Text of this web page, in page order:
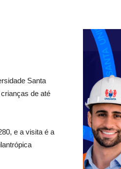
Santa
de até
e a visita é a